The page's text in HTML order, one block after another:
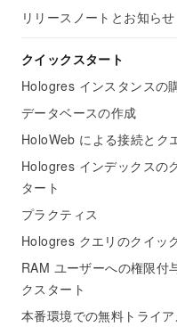
リリースノートとお知らせ
クイックスタート
Hologres インスタンスの
データベースの作成
HoloWeb による接続とク
Hologres インデックスの
タート
プラクティス
Hologres クエリのクイッ
RAM ユーザーへの権限付
クスタート
本番環境での無料トライ